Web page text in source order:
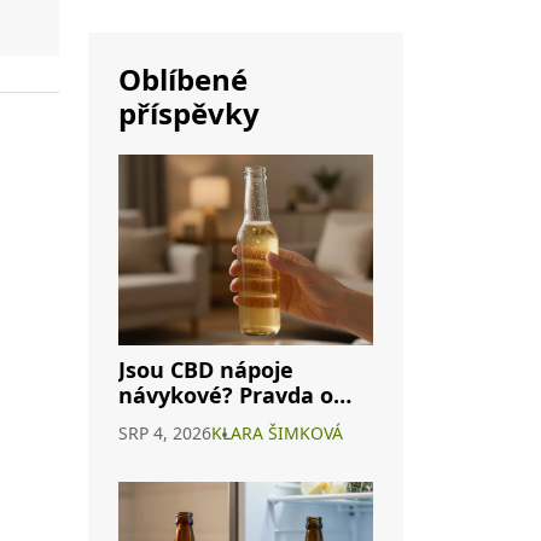
Oblíbené
příspěvky
Jsou CBD nápoje
návykové? Pravda o
závislosti na
konopných
SRP 4, 2026KLARA ŠIMKOVÁ